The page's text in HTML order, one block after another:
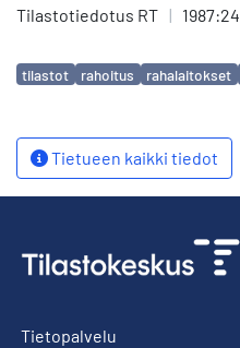
Tilastotiedotus RT | 1987:24
Avainsanat
tilastot rahoitus rahalaitokset
Tietueen kaikki tiedot
Tietopalvelu